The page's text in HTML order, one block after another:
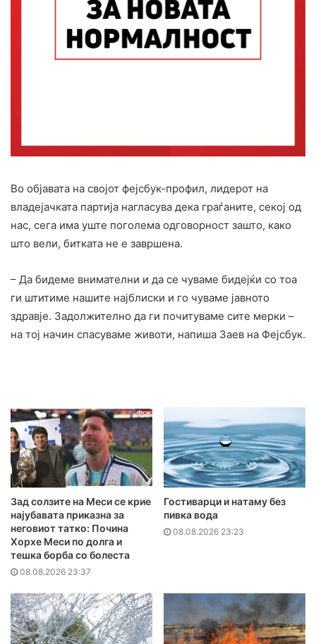
Во објавата на својот фејсбук-профил, лидерот на
владејачката партија нагласува дека граѓаните, секој од
нас, сега има уште поголема одговорност зашто, како
што вели, битката не е завршена.
– Да бидеме внимателни и да се чуваме бидејќи со тоа
ги штитиме нашите најблиски и го чуваме јавното
здравје. Задолжително да ги почитуваме сите мерки –
на тој начин спасуваме животи, напиша Заев на Фејсбук.
Зад солзите на Меси се крие
најубавата приказна за
неговиот татко: Почина
Хорхе Меси по долга и
тешка борба со болеста
08.08.2026 23:37
Гостиварци и натаму без
пивка вода
08.08.2026 23:23